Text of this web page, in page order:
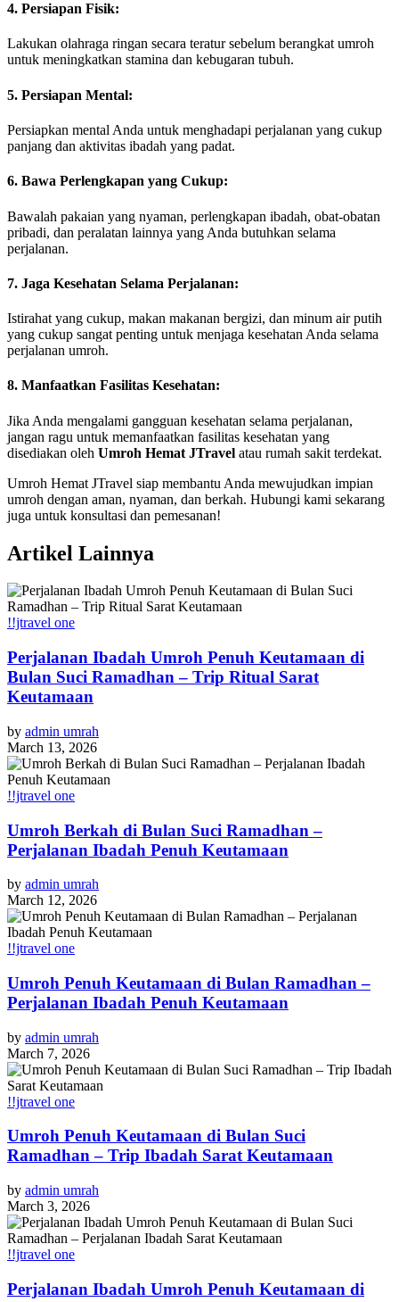
4. Persiapan Fisik:
Lakukan olahraga ringan secara teratur sebelum berangkat umroh
untuk meningkatkan stamina dan kebugaran tubuh.
5. Persiapan Mental:
Persiapkan mental Anda untuk menghadapi perjalanan yang cukup
panjang dan aktivitas ibadah yang padat.
6. Bawa Perlengkapan yang Cukup:
Bawalah pakaian yang nyaman, perlengkapan ibadah, obat-obatan
pribadi, dan peralatan lainnya yang Anda butuhkan selama
perjalanan.
7. Jaga Kesehatan Selama Perjalanan:
Istirahat yang cukup, makan makanan bergizi, dan minum air putih
yang cukup sangat penting untuk menjaga kesehatan Anda selama
perjalanan umroh.
8. Manfaatkan Fasilitas Kesehatan:
Jika Anda mengalami gangguan kesehatan selama perjalanan,
jangan ragu untuk memanfaatkan fasilitas kesehatan yang
disediakan oleh Umroh Hemat JTravel atau rumah sakit terdekat.
Umroh Hemat JTravel siap membantu Anda mewujudkan impian
umroh dengan aman, nyaman, dan berkah. Hubungi kami sekarang
juga untuk konsultasi dan pemesanan!
Artikel Lainnya
!!jtravel one
Perjalanan Ibadah Umroh Penuh Keutamaan di
Bulan Suci Ramadhan – Trip Ritual Sarat
Keutamaan
by admin umrah
March 13, 2026
!!jtravel one
Umroh Berkah di Bulan Suci Ramadhan –
Perjalanan Ibadah Penuh Keutamaan
by admin umrah
March 12, 2026
!!jtravel one
Umroh Penuh Keutamaan di Bulan Ramadhan –
Perjalanan Ibadah Penuh Keutamaan
by admin umrah
March 7, 2026
!!jtravel one
Umroh Penuh Keutamaan di Bulan Suci
Ramadhan – Trip Ibadah Sarat Keutamaan
by admin umrah
March 3, 2026
!!jtravel one
Perjalanan Ibadah Umroh Penuh Keutamaan di